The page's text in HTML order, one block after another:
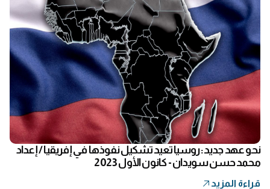
نحو عهد جديد: روسيا تعيد تشكيل نفوذها في إفريقيا / إعداد
محمد حسن سويدان - كانون الأول 2023
قراءة المزيد